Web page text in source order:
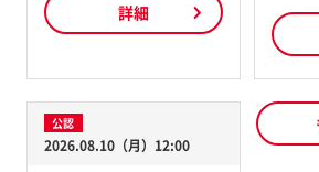
詳細
公認
2026.08.10（月）12:00